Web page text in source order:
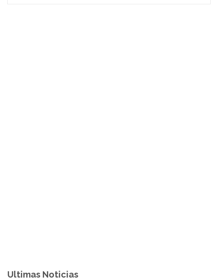
Ultimas Noticias